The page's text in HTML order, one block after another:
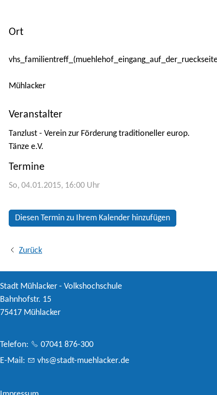
Stadtplan
Ort
Mühlacker
Veranstalter
Tanzlust - Verein zur Förderung traditioneller europ.
Tänze e.V.
Termine
So, 04.01.2015, 16:00 Uhr
Diesen Termin zu Ihrem Kalender hinzufügen
Zurück
Stadt Mühlacker - Volkshochschule
Bahnhofstr. 15
75417 Mühlacker
Telefon:
07041 876-300
E-Mail:
vhs st dt-m hl ck r d